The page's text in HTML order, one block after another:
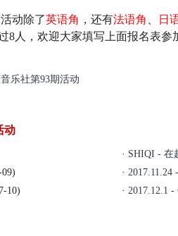
动除了英语角 ，还有法语角
日
8人，欢迎大家填写上面报名表参
乐社第93期活动
动
10)
· SHIQI - 在
·
· 2017.12.1